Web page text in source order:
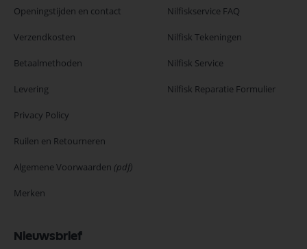
Openingstijden en contact
Verzendkosten
Betaalmethoden
Levering
Privacy Policy
Ruilen en Retourneren
Algemene Voorwaarden (pdf)
Merken
Nilfiskservice FAQ
Nilfisk Tekeningen
Nilfisk Service
Nilfisk Reparatie Formulier
Nieuwsbrief